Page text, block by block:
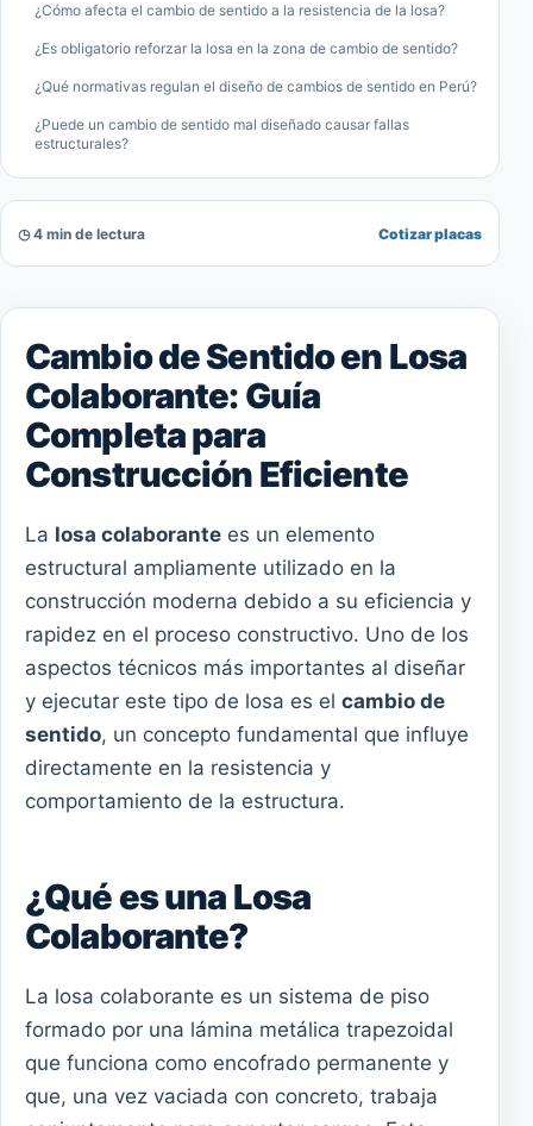
¿Cómo afecta el cambio de sentido a la resistencia de la losa?
¿Es obligatorio reforzar la losa en la zona de cambio de sentido?
¿Qué normativas regulan el diseño de cambios de sentido en Perú?
¿Puede un cambio de sentido mal diseñado causar fallas
estructurales?
◷ 4 min de lectura Cotizar placas
Cambio de Sentido en Losa
Colaborante: Guía
Completa para
Construcción Eficiente
La losa colaborante es un elemento
estructural ampliamente utilizado en la
construcción moderna debido a su eficiencia y
rapidez en el proceso constructivo. Uno de los
aspectos técnicos más importantes al diseñar
y ejecutar este tipo de losa es el cambio de
sentido, un concepto fundamental que influye
directamente en la resistencia y
comportamiento de la estructura.
¿Qué es una Losa
Colaborante?
La losa colaborante es un sistema de piso
formado por una lámina metálica trapezoidal
que funciona como encofrado permanente y
que, una vez vaciada con concreto, trabaja